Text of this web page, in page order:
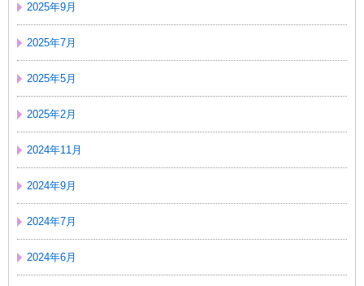
2025年9月
2025年7月
2025年5月
2025年2月
2024年11月
2024年9月
2024年7月
2024年6月